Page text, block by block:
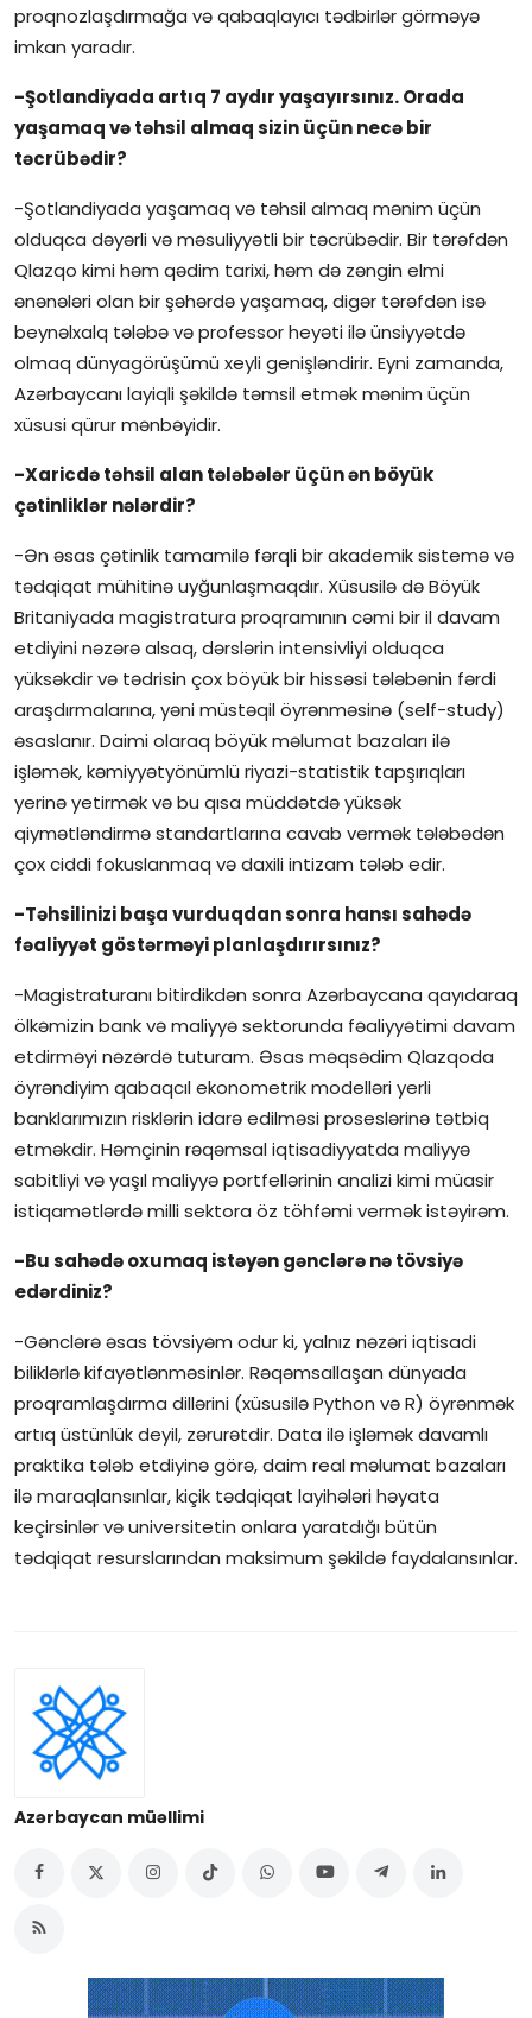
proqnozlaşdırmağa və qabaqlayıcı tədbirlər görməyə
imkan yaradır.
-Şotlandiyada artıq 7 aydır yaşayırsınız. Orada
yaşamaq və təhsil almaq sizin üçün necə bir
təcrübədir?
-Şotlandiyada yaşamaq və təhsil almaq mənim üçün
olduqca dəyərli və məsuliyyətli bir təcrübədir. Bir tərəfdən
Qlazqo kimi həm qədim tarixi, həm də zəngin elmi
ənənələri olan bir şəhərdə yaşamaq, digər tərəfdən isə
beynəlxalq tələbə və professor heyəti ilə ünsiyyətdə
olmaq dünyagörüşümü xeyli genişləndirir. Eyni zamanda,
Azərbaycanı layiqli şəkildə təmsil etmək mənim üçün
xüsusi qürur mənbəyidir.
-Xaricdə təhsil alan tələbələr üçün ən böyük
çətinliklər nələrdir?
-Ən əsas çətinlik tamamilə fərqli bir akademik sistemə və
tədqiqat mühitinə uyğunlaşmaqdır. Xüsusilə də Böyük
Britaniyada magistratura proqramının cəmi bir il davam
etdiyini nəzərə alsaq, dərslərin intensivliyi olduqca
yüksəkdir və tədrisin çox böyük bir hissəsi tələbənin fərdi
araşdırmalarına, yəni müstəqil öyrənməsinə (self-study)
əsaslanır. Daimi olaraq böyük məlumat bazaları ilə
işləmək, kəmiyyətyönümlü riyazi-statistik tapşırıqları
yerinə yetirmək və bu qısa müddətdə yüksək
qiymətləndirmə standartlarına cavab vermək tələbədən
çox ciddi fokuslanmaq və daxili intizam tələb edir.
-Təhsilinizi başa vurduqdan sonra hansı sahədə
fəaliyyət göstərməyi planlaşdırırsınız?
-Magistraturanı bitirdikdən sonra Azərbaycana qayıdaraq
ölkəmizin bank və maliyyə sektorunda fəaliyyətimi davam
etdirməyi nəzərdə tuturam. Əsas məqsədim Qlazqoda
öyrəndiyim qabaqcıl ekonometrik modelləri yerli
banklarımızın risklərin idarə edilməsi proseslərinə tətbiq
etməkdir. Həmçinin rəqəmsal iqtisadiyyatda maliyyə
sabitliyi və yaşıl maliyyə portfellərinin analizi kimi müasir
istiqamətlərdə milli sektora öz töhfəmi vermək istəyirəm.
-Bu sahədə oxumaq istəyən gənclərə nə tövsiyə
edərdiniz?
-Gənclərə əsas tövsiyəm odur ki, yalnız nəzəri iqtisadi
biliklərlə kifayətlənməsinlər. Rəqəmsallaşan dünyada
proqramlaşdırma dillərini (xüsusilə Python və R) öyrənmək
artıq üstünlük deyil, zərurətdir. Data ilə işləmək davamlı
praktika tələb etdiyinə görə, daim real məlumat bazaları
ilə maraqlansınlar, kiçik tədqiqat layihələri həyata
keçirsinlər və universitetin onlara yaratdığı bütün
tədqiqat resurslarından maksimum şəkildə faydalansınlar.
Azərbaycan müəllimi